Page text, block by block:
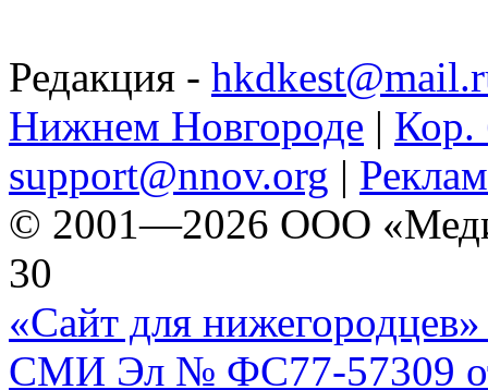
Редакция -
Нижнем Новгороде | Кор.
support@nnov.org |
© 2001—2026 ООО
30
«Сайт для нижегородцев»
СМИ Эл № ФС77-57309